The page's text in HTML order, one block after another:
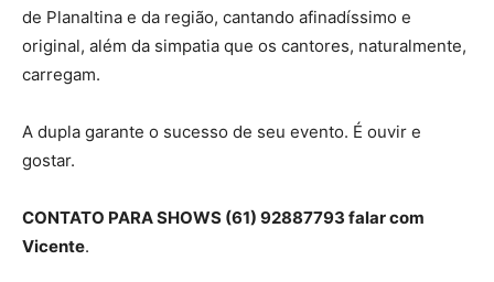
de Planaltina e da região, cantando afinadíssimo e
original, além da simpatia que os cantores, naturalmente,
carregam.
A dupla garante o sucesso de seu evento. É ouvir e
gostar.
CONTATO PARA SHOWS (61) 92887793 falar com
Vicente.